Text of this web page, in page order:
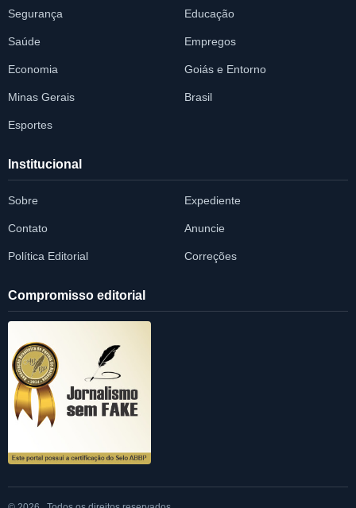
Segurança Educação
Saúde Empregos
Economia Goiás e Entorno
Minas Gerais Brasil
Esportes
Institucional
Sobre Expediente
Contato Anuncie
Política Editorial Correções
Compromisso editorial